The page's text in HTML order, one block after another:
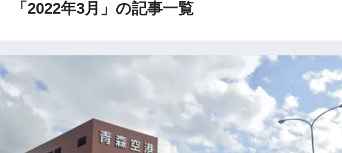
「2022年3月」の記事一覧